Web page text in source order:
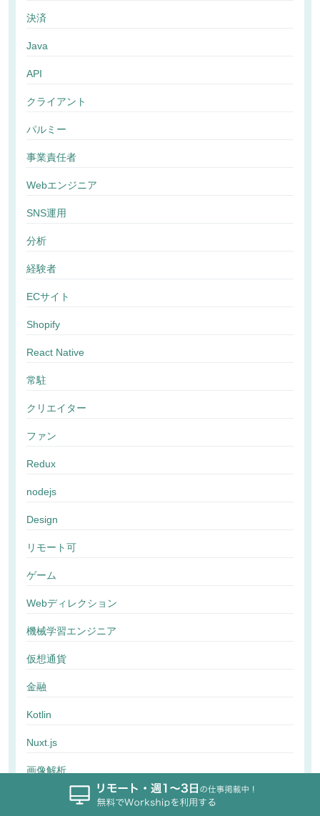
決済
Java
API
クライアント
パルミー
事業責任者
Webエンジニア
SNS運用
分析
経験者
ECサイト
Shopify
React Native
常駐
クリエイター
ファン
Redux
nodejs
Design
リモート可
ゲーム
Webディレクション
機械学習エンジニア
仮想通貨
金融
Kotlin
Nuxt.js
画像解析